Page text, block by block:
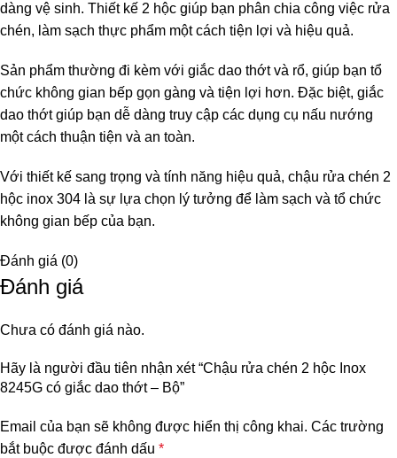
dàng vệ sinh. Thiết kế 2 hộc giúp bạn phân chia công việc rửa
chén, làm sạch thực phẩm một cách tiện lợi và hiệu quả.
Sản phẩm thường đi kèm với giắc dao thớt và rổ, giúp bạn tổ
chức không gian bếp gọn gàng và tiện lợi hơn. Đặc biệt, giắc
dao thớt giúp bạn dễ dàng truy cập các dụng cụ nấu nướng
một cách thuận tiện và an toàn.
Với thiết kế sang trọng và tính năng hiệu quả, chậu rửa chén 2
hộc inox 304 là sự lựa chọn lý tưởng để làm sạch và tổ chức
không gian bếp của bạn.
Đánh giá (0)
Đánh giá
Chưa có đánh giá nào.
Hãy là người đầu tiên nhận xét “Chậu rửa chén 2 hộc Inox
8245G có giắc dao thớt – Bộ”
Email của bạn sẽ không được hiển thị công khai. Các trường
bắt buộc được đánh dấu *